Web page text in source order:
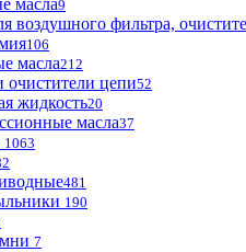
масла9
воздушного фильтра,
106
масла212
очистители цепи52
жидкость20
масла37
1063
481
190
7